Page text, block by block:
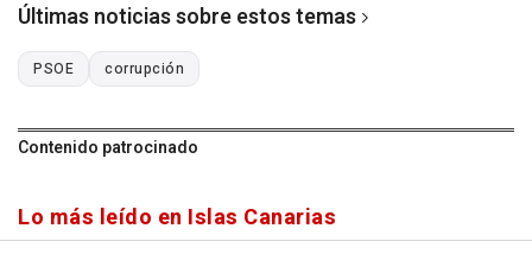
Últimas noticias sobre estos temas
PSOE corrupción
Contenido patrocinado
Lo más leído en Islas Canarias